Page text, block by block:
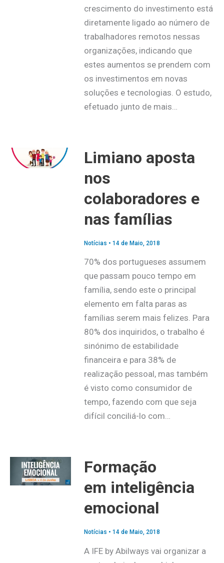
crescimento do investimento está
diretamente ligado ao número de
trabalhadores remotos nessas
organizações, indicando que
estes aumentos se prendem com
os investimentos em novas
soluções e tecnologias. O estudo,
efetuado junto de mais…
Limiano aposta
nos
colaboradores e
nas famílias
Notícias • 14 de Maio, 2018
70% dos portugueses assumem
que passam pouco tempo em
família, sendo este o principal
elemento em falta paras as
famílias serem mais felizes. Para
80% dos inquiridos, o trabalho é
sinónimo de estabilidade
financeira e para 38% de
realização pessoal, mas também
é visto como consumidor de
tempo, fazendo com que seja
difícil conciliá-lo com…
Formação
em inteligência
emocional
Notícias • 14 de Maio, 2018
A IFE by Abilways vai organizar a